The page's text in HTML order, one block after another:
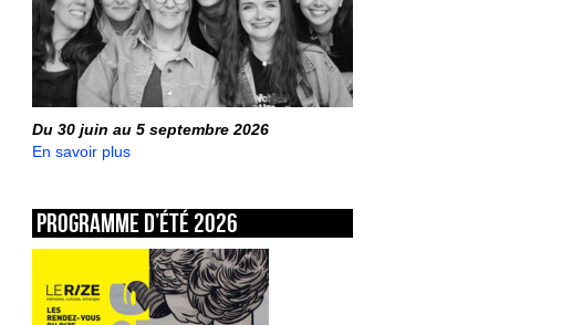
Du 30 juin au 5 septembre 2026
En savoir plus
Programme d’été 2026